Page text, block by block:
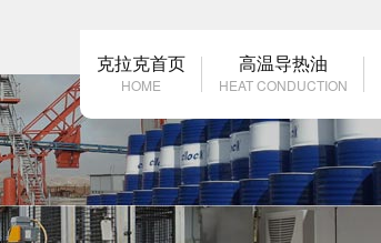
克拉克首页
HOME
高温导热油
HEAT CONDUCTION